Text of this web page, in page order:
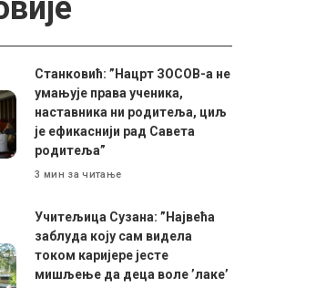
Станковић: ”Нацрт ЗОСОВ-а не
умањује права ученика,
наставника ни родитеља, циљ
је ефикаснији рад Савета
родитеља”
3 мин за читање
Учитељица Сузана: ”Највећа
заблуда коју сам видела
током каријере јесте
мишљење да деца воле ’лаке’